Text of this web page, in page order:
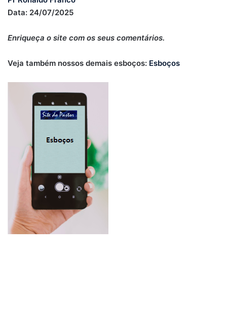
Data: 24/07/2025
Enriqueça o site com os seus comentários.
Veja também nossos demais esboços: Esboços